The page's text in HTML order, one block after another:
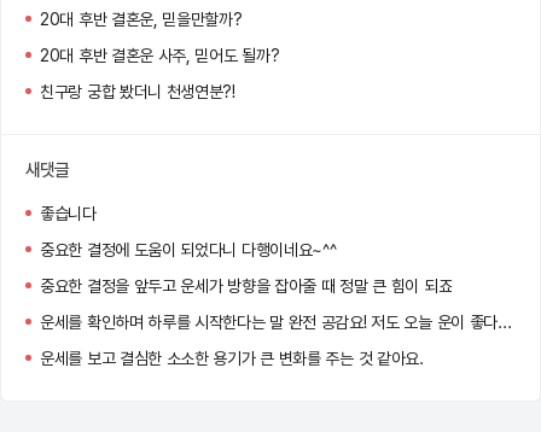
20대 후반 결혼운, 믿을만할까?
20대 후반 결혼운 사주, 믿어도 될까?
친구랑 궁합 봤더니 천생연분?!
새댓글
좋습니다
중요한 결정에 도움이 되었다니 다행이네요~^^
중요한 결정을 앞두고 운세가 방향을 잡아줄 때 정말 큰 힘이 되죠
운세를 확인하며 하루를 시작한다는 말 완전 공감요! 저도 오늘 운이 좋다는 말에 왠지 더 자신감이 생기네용 ㅋㅋㅋ
운세를 보고 결심한 소소한 용기가 큰 변화를 주는 것 같아요.